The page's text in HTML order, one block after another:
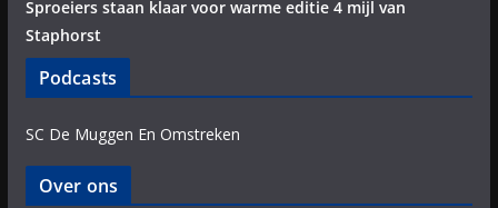
Sproeiers staan klaar voor warme editie 4 mijl van
Staphorst
Podcasts
SC De Muggen En Omstreken
Over ons